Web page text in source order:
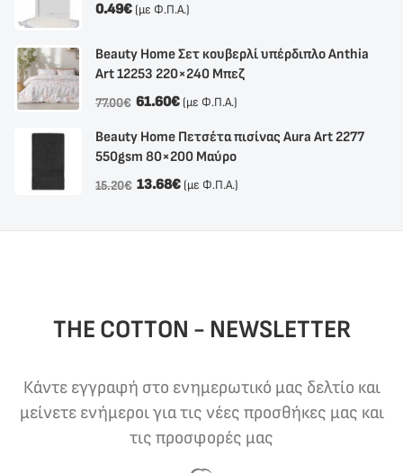
0.49€ (με Φ.Π.Α.)
Beauty Home Σετ κουβερλί υπέρδιπλο Anthia
Αrt 12253 220×240 Μπεζ
77.00€ 61.60€ (με Φ.Π.Α.)
Beauty Home Πετσέτα πισίνας Aura Art 2277
550gsm 80×200 Μαύρο
15.20€ 13.68€ (με Φ.Π.Α.)
THE COTTON - NEWSLETTER
Κάντε εγγραφή στο ενημερωτικό μας δελτίο και
μείνετε ενήμεροι για τις νέες προσθήκες μας και
τις προσφορές μας